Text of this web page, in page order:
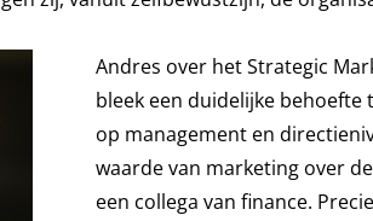
Andres over het Strategic
bleek een duidelijke
op management en
waarde van marketing over
een collega van finance.